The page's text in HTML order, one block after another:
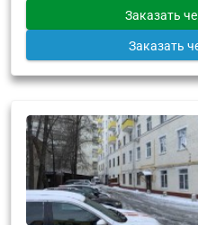
Заказать
Заказать